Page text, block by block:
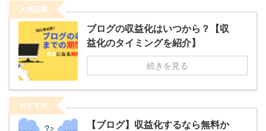
人気記事
ブログの収益化はいつから？【収
益化のタイミングを紹介】
続きを見る
おすすめ
【ブログ】収益化するなら無料か